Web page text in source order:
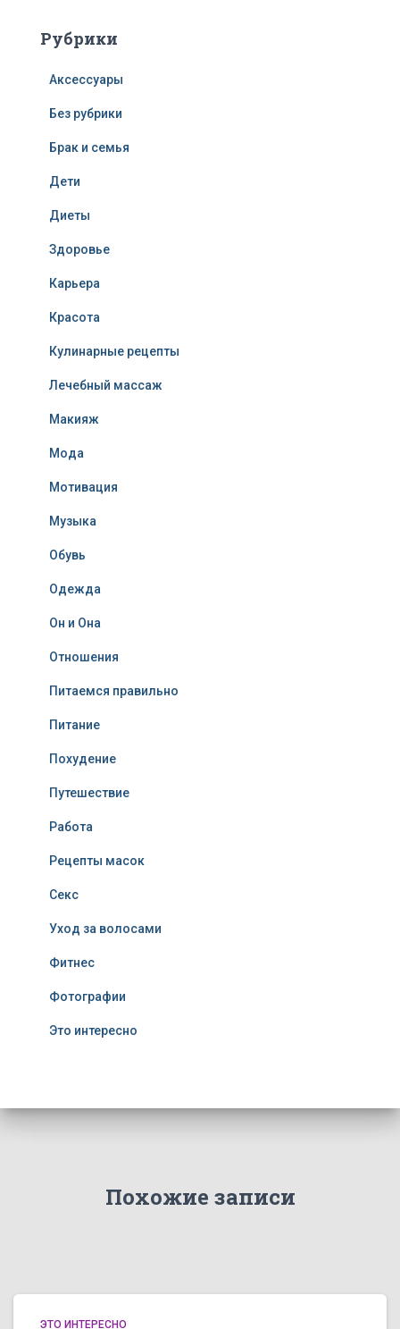
Рубрики
Аксессуары
Без рубрики
Брак и семья
Дети
Диеты
Здоровье
Карьера
Красота
Кулинарные рецепты
Лечебный массаж
Макияж
Мода
Мотивация
Музыка
Обувь
Одежда
Он и Она
Отношения
Питаемся правильно
Питание
Похудение
Путешествие
Работа
Рецепты масок
Секс
Уход за волосами
Фитнес
Фотографии
Это интересно
Похожие записи
ЭТО ИНТЕРЕСНО